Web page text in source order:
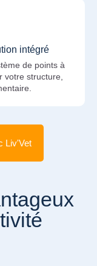
intégré
de points à
votre structure,
Liv'Vet